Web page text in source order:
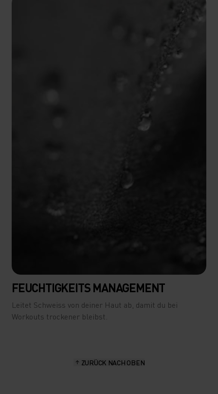
FEUCHTIGKEITS MANAGEMENT
Leitet Schweiss von deiner Haut ab, damit du bei
Workouts trockener bleibst.
ZURÜCK NACH OBEN